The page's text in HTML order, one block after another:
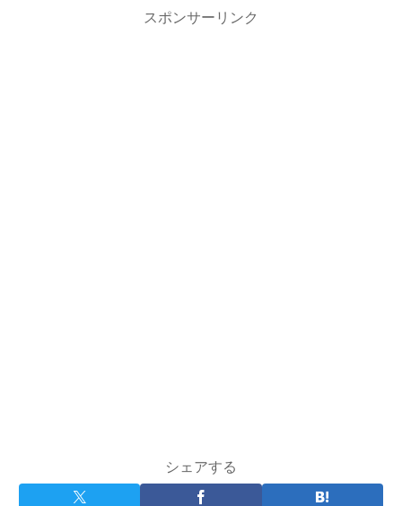
スポンサーリンク
シェアする